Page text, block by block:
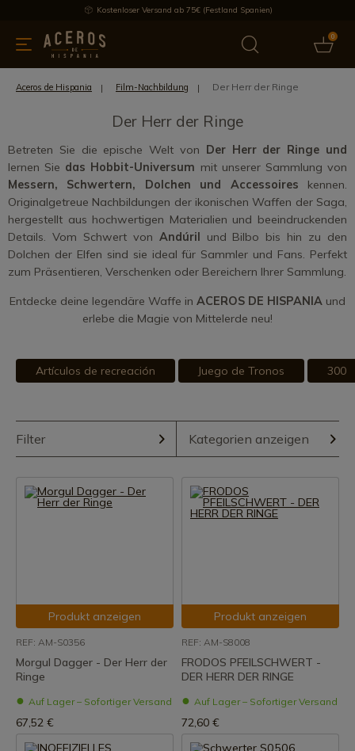
Kostenloser Versand ab 75€ (Festland Spanien)
0
Bietet Aktuelles Bestseller
Aceros de Hispania Film-Nachbildung Der Herr der Ringe
Der Herr der Ringe
Betreten Sie die epische Welt von Der Herr der Ringe und
lernen Sie das Hobbit-Universum mit unserer Sammlung von
Messern, Schwertern, Dolchen und Accessoires kennen.
Originalgetreue Nachbildungen der ikonischen Waffen der Saga,
hergestellt aus hochwertigen Materialien und beeindruckenden
Details. Vom Schwert von Andúril und Bilbo bis hin zu den
Dolchen der Elfen sind sie ideal für Sammler und Fans. Perfekt
zum Präsentieren, Verschenken oder Bereichern Ihrer Sammlung.
Entdecke deine legendäre Waffe in ACEROS DE HISPANIA und
erlebe die Magie von Mittelerde neu!
Artículos de recreación Juego de Tronos 300
Filter Kategorien anzeigen
Produkt anzeigen
REF: AM-S0356
Morgul Dagger - Der Herr der
Ringe
Auf Lager – Sofortiger Versand
67,52 €
Produkt anzeigen
REF: AM-S8008
FRODOS PFEILSCHWERT -
DER HERR DER RINGE
Auf Lager – Sofortiger Versand
72,60 €